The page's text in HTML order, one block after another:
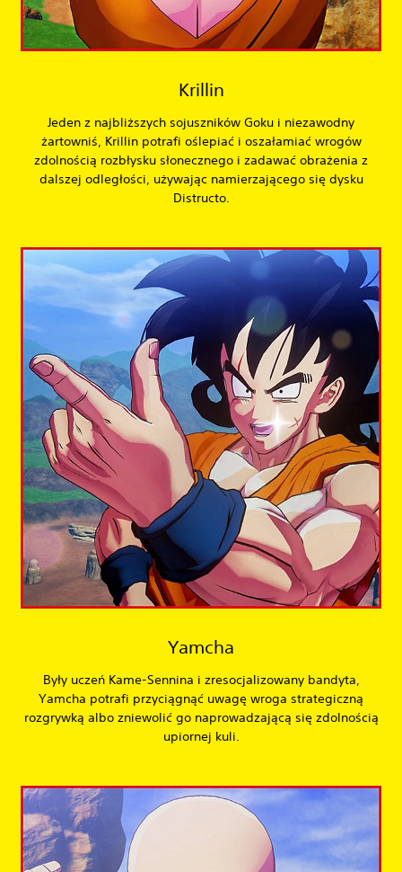
Krillin
Jeden z najbliższych sojuszników Goku i niezawodny
żartowniś, Krillin potrafi oślepiać i oszałamiać wrogów
zdolnością rozbłysku słonecznego i zadawać obrażenia z
dalszej odległości, używając namierzającego się dysku
Distructo.
Yamcha
Były uczeń Kame-Sennina i zresocjalizowany bandyta,
Yamcha potrafi przyciągnąć uwagę wroga strategiczną
rozgrywką albo zniewolić go naprowadzającą się zdolnością
upiornej kuli.